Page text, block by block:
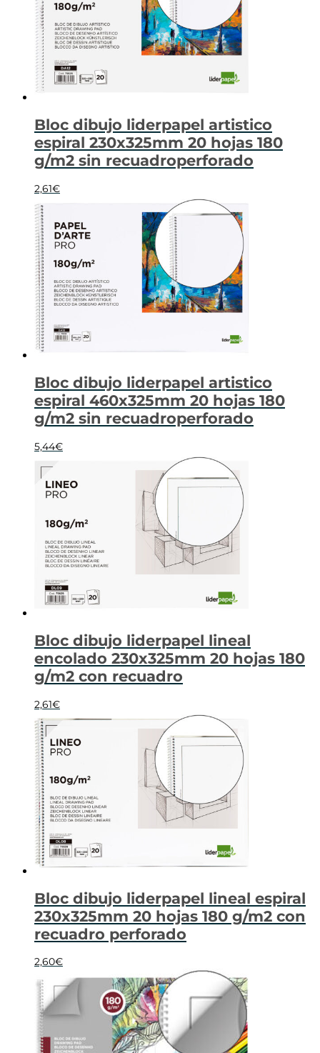
Bloc dibujo liderpapel artistico
espiral 230x325mm 20 hojas 180
g/m2 sin recuadroperforado
2,61€
Bloc dibujo liderpapel artistico
espiral 460x325mm 20 hojas 180
g/m2 sin recuadroperforado
5,44€
Bloc dibujo liderpapel lineal
encolado 230x325mm 20 hojas 180
g/m2 con recuadro
2,61€
Bloc dibujo liderpapel lineal espiral
230x325mm 20 hojas 180 g/m2 con
recuadro perforado
2,60€